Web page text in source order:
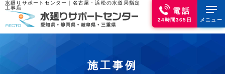
水廻りサポートセンター｜名古屋・浜松の水道局指定
工事店
電話
24時間365日 メニュー
施工事例